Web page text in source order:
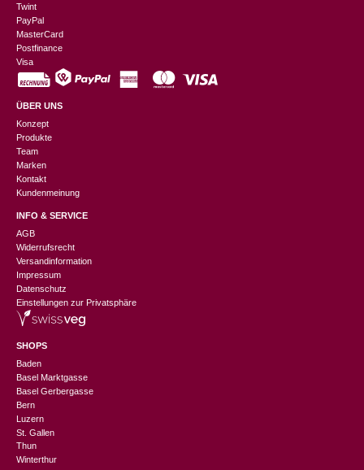
Twint
PayPal
MasterCard
Postfinance
Visa
ÜBER UNS
Konzept
Produkte
Team
Marken
Kontakt
Kundenmeinung
INFO & SERVICE
AGB
Widerrufsrecht
Versandinformation
Impressum
Datenschutz
Einstellungen zur Privatsphäre
SHOPS
Baden
Basel Marktgasse
Basel Gerbergasse
Bern
Luzern
St. Gallen
Thun
Winterthur